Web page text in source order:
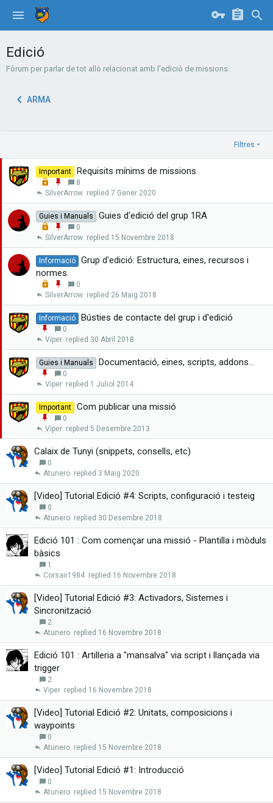
Edició
Fòrum per parlar de tot allò relacionat amb l'edició de missions.
ARMA
Filtres
Important Requisits mínims de missions
o
c
k
e
n
g
a
n
a
r
8
7 Gener 2020
SilverArrow
Guies i Manuals Guies d'edició del grup 1RA
o
c
k
e
d
n
g
a
n
x
r
0
15 Novembre 2018
SilverArrow
Informació
Grup d'edició: Estructura, eines, recursos i
normes.
o
c
k
e
n
g
a
n
x
r
0
26 Maig 2018
SilverArrow
Informació Bústies de contacte del grup i d'edició
n
g
a
n
a
r
0
30 Abril 2018
Viper
Guies i Manuals Documentació, eines, scripts, addons...
n
g
a
n
a
r
0
1 Juliol 2014
Viper
Important Com publicar una missió
n
g
a
n
x
a
r
0
5 Desembre 2013
Viper
Calaix de Tunyi (snippets, consells, etc)
0
3 Maig 2020
Atunero
[Video] Tutorial Edició #4: Scripts, configuració i testeig
0
30 Desembre 2018
Atunero
Edició 101 : Com començar una missió - Plantilla i mòduls
bàsics
1
16 Novembre 2018
Corsair1984
[Video] Tutorial Edició #3: Activadors, Sistemes i
Sincronització
2
16 Novembre 2018
Atunero
Edició 101 : Artilleria a "mansalva" via script i llançada via
trigger
2
16 Novembre 2018
Viper
[Video] Tutorial Edició #2: Unitats, composicions i
waypoints
0
15 Novembre 2018
Atunero
[Video] Tutorial Edició #1: Introducció
0
15 Novembre 2018
Atunero